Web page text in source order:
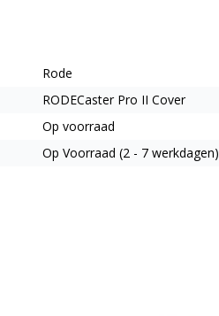
Rode
RODECaster Pro II Cover
Op voorraad
Op Voorraad (2 - 7 werkdagen)